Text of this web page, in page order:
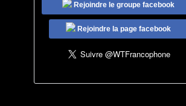
Rejoindre le groupe facebook
Rejoindre la page facebook